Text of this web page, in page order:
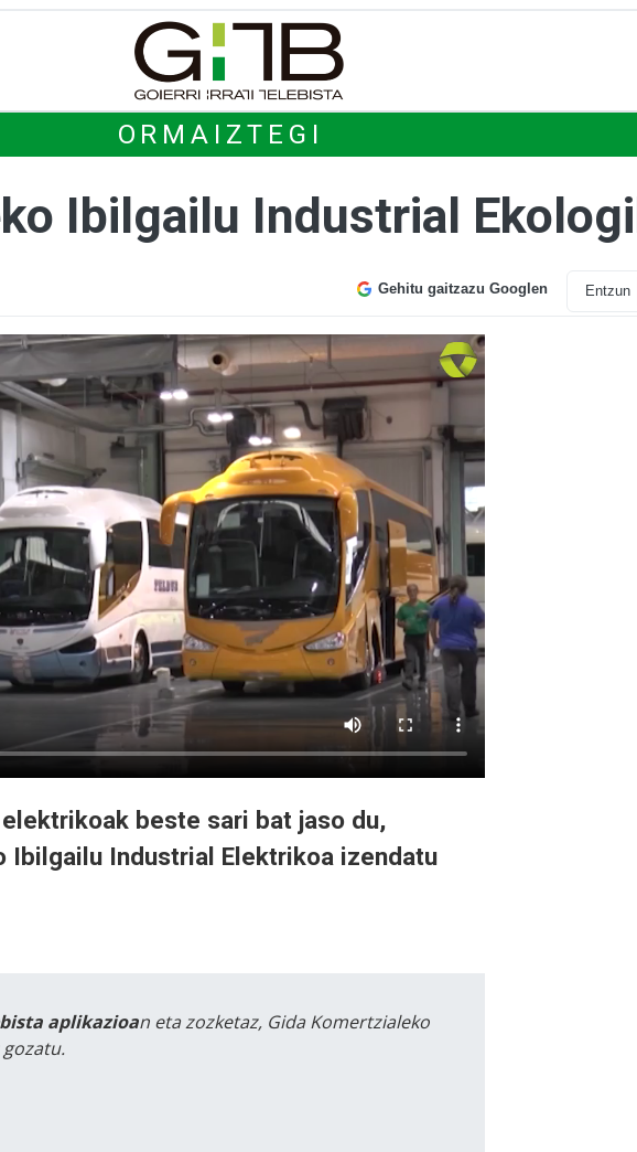
ORMAIZTEGI
Ibilgailu Industrial
Gehitu gaitzazu Googlen Entzun
beste sari bat jaso du,
Ibilgailu Industrial Elektrikoa izendatu
aplikazioan eta zozketaz, Gida Komertzialeko